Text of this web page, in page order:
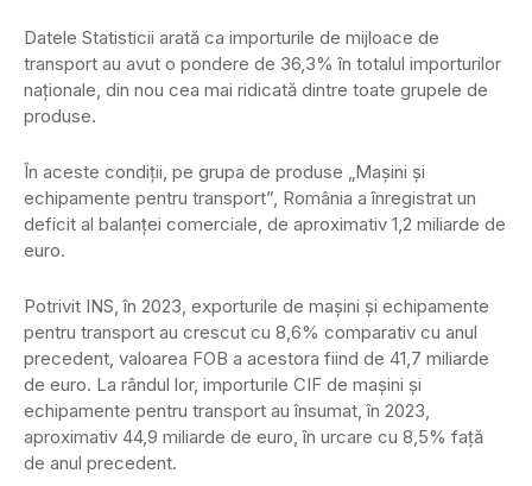
Datele Statisticii arată ca importurile de mijloace de
transport au avut o pondere de 36,3% în totalul importurilor
naționale, din nou cea mai ridicată dintre toate grupele de
produse.
În aceste condiții, pe grupa de produse „Mașini și
echipamente pentru transport”, România a înregistrat un
deficit al balanței comerciale, de aproximativ 1,2 miliarde de
euro.
Potrivit INS, în 2023, exporturile de mașini și echipamente
pentru transport au crescut cu 8,6% comparativ cu anul
precedent, valoarea FOB a acestora fiind de 41,7 miliarde
de euro. La rândul lor, importurile CIF de mașini și
echipamente pentru transport au însumat, în 2023,
aproximativ 44,9 miliarde de euro, în urcare cu 8,5% față
de anul precedent.